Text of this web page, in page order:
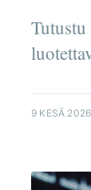
9 KESÄ 2026